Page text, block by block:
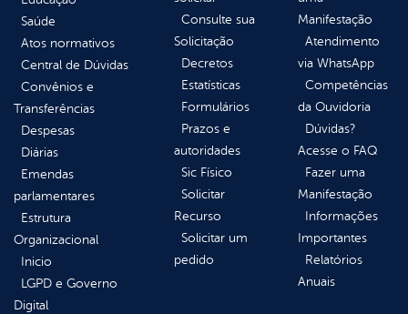
Saúde
Atos normativos
Central de Dúvidas
Convênios e
Transferências
Despesas
Diárias
Emendas
parlamentares
Estrutura
Organizacional
Inicio
LGPD e Governo
Digital
Consulte sua
Solicitação
Decretos
Estatísticas
Formulários
Prazos e
autoridades
Sic Físico
Solicitar
Recurso
Solicitar um
pedido
Manifestação
Atendimento
via WhatsApp
Competências
da Ouvidoria
Dúvidas?
Acesse o FAQ
Fazer uma
Manifestação
Informações
Importantes
Relatórios
Anuais